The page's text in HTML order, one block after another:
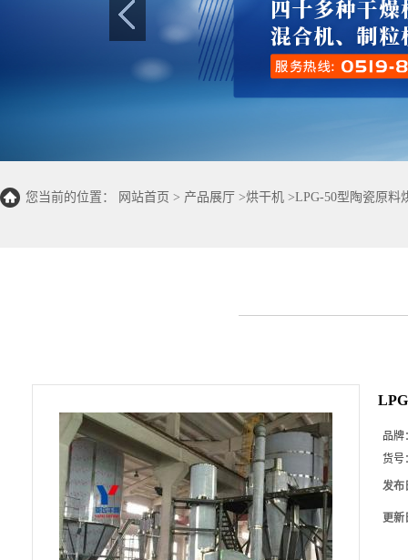
您当前的位置： 网站首页 > 产品展厅 >烘干机 >LPG-50型陶瓷原料
品牌
货号
发布
更新